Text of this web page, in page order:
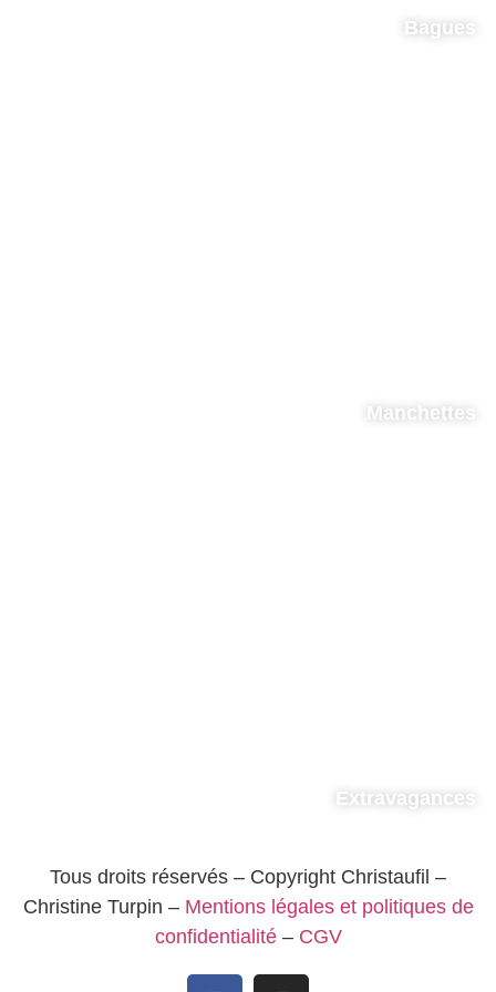
Bagues
Manchettes
Extravagances
Tous droits réservés – Copyright Christaufil –
Christine Turpin – Mentions légales et politiques de
confidentialité– CGV